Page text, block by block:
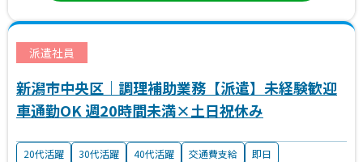
派遣社員
新潟市中央区｜調理補助業務【派遣】未経験歓迎
車通勤OK 週20時間未満×土日祝休み
20代活躍 30代活躍 40代活躍 交通費支給
即日